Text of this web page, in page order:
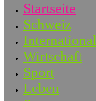
Startseite
Schweiz
International
Wirtschaft
Sport
Leben